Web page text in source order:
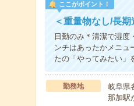
ここがポイント！
＜重量物なし/長
日勤のみ＊清潔で湿
ンチはあったかメニュ
たの「やってみたい」
勤務地
岐阜県
那加駅